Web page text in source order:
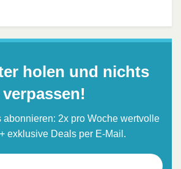
holen und nichts
verpassen!
abonnieren: 2x pro Woche wertvolle
exklusive Deals per E-Mail.